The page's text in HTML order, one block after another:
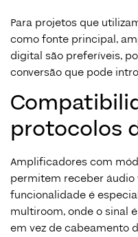
Para projetos que
como fonte principal,
digital são preferíveis,
conversão que pode
protocolos
Amplificadores com
permitem receber áudio
funcionalidade é
multiroom, onde o sinal
em vez de cabeamento